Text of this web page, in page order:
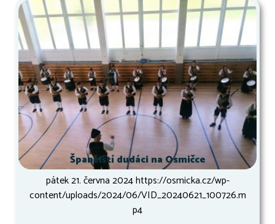
Španělští dudáci na Osmičce
pátek 21. června 2024 https://osmicka.cz/wp-
content/uploads/2024/06/VID_20240621_100726.m
p4